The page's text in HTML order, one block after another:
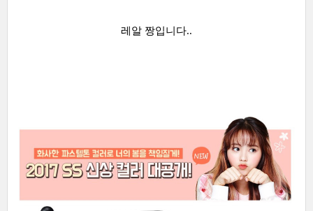
레알 짱입니다..